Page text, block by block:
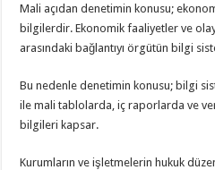
Mali açıdan denetimin konusu;
bilgilerdir. Ekonomik faaliyetler ve
arasındaki bağlantıyı örgütün bilgi
Bu nedenle denetimin konusu; bilgi
ile mali tablolarda, iç raporlarda ve
bilgileri kapsar.
Kurumların ve işletmelerin hukuk